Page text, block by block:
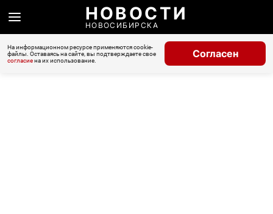
НОВОСТИ
НОВОСИБИРСКА
На информационном ресурсе применяются cookie-
файлы. Оставаясь на сайте, вы подтверждаете свое
согласиена их использование.
Согласен